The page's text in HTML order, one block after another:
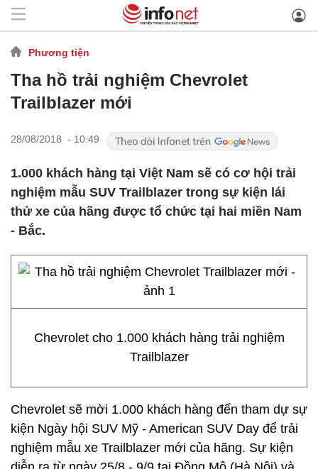
Phương tiện
Tha hồ trải nghiệm Chevrolet
Trailblazer mới
28/08/2018 - 10:49
1.000 khách hàng tại Việt Nam sẽ có cơ hội trải
nghiệm mẫu SUV Trailblazer trong sự kiện lái
thử xe của hãng được tổ chức tại hai miền Nam
- Bắc.
Chevrolet cho 1.000 khách hàng trải nghiệm
Trailblazer
Chevrolet sẽ mời 1.000 khách hàng đến tham dự sự
kiện Ngày hội SUV Mỹ - American SUV Day để trải
nghiệm mẫu xe Trailblazer mới của hãng. Sự kiện